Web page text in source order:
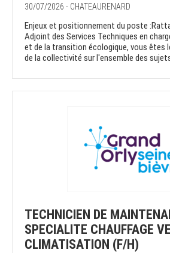
30/07/2026 - CHATEAURENARD
Enjeux et positionnement du poste
Adjoint des Services Techniques en
et de la transition écologique, vous êtes
de la collectivité sur l'ensemble des
TECHNICIEN DE
SPECIALITE CHAUFFAGE
CLIMATISATION (F/H)